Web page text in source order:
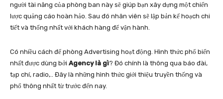
người tài năng của phòng ban này sẽ giúp bạn xây dựng một chiến
lược quảng cáo hoàn hảo. Sau đó nhân viên sẽ lập bản kế hoạch chi
tiết và thống nhất với khách hàng để vận hành.
Có nhiều cách để phòng Advertising hoạt động. Hình thức phổ biến
nhất được dùng bởi Agency là gì? Đó chính là thông qua báo đài,
tạp chí, radio,.. Đây là những hình thức giới thiệu truyền thống và
phổ thông nhất từ trước đến nay.